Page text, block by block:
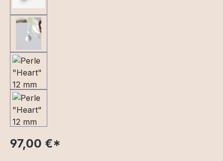
97,00 €*